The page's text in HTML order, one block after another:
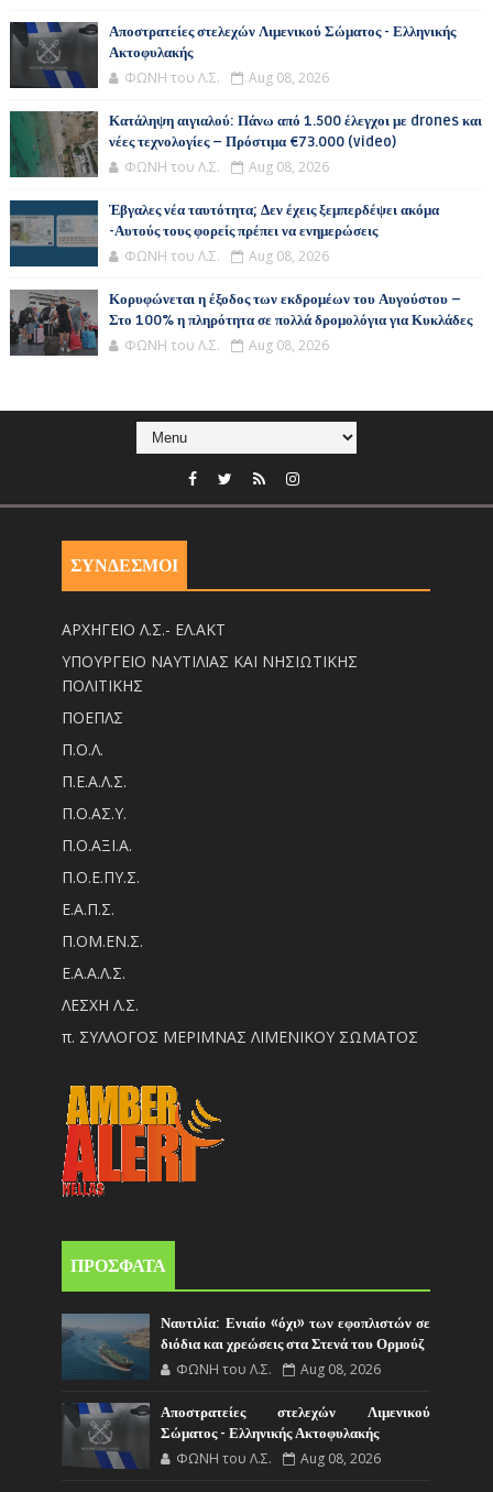
Αποστρατείες στελεχών Λιμενικού Σώματος - Ελληνικής
Ακτοφυλακής
ΦΩΝΗ του Λ.Σ. Aug 08, 2026
Κατάληψη αιγιαλού: Πάνω από 1.500 έλεγχοι με drones και
νέες τεχνολογίες – Πρόστιμα €73.000 (video)
ΦΩΝΗ του Λ.Σ. Aug 08, 2026
Έβγαλες νέα ταυτότητα; Δεν έχεις ξεμπερδέψει ακόμα
-Αυτούς τους φορείς πρέπει να ενημερώσεις
ΦΩΝΗ του Λ.Σ. Aug 08, 2026
Κορυφώνεται η έξοδος των εκδρομέων του Αυγούστου –
Στο 100% η πληρότητα σε πολλά δρομολόγια για Κυκλάδες
ΦΩΝΗ του Λ.Σ. Aug 08, 2026
ΣΥΝΔΕΣΜΟΙ
ΑΡΧΗΓΕΙΟ Λ.Σ.- ΕΛ.ΑΚΤ
ΥΠΟΥΡΓΕΙΟ ΝΑΥΤΙΛΙΑΣ ΚΑΙ ΝΗΣΙΩΤΙΚΗΣ
ΠΟΛΙΤΙΚΗΣ
ΠΟΕΠΛΣ
Π.Ο.Λ.
Π.Ε.Α.Λ.Σ.
Π.Ο.ΑΣ.Υ.
Π.Ο.ΑΞΙ.Α.
Π.Ο.Ε.ΠΥ.Σ.
Ε.Α.Π.Σ.
Π.ΟM.EN.Σ.
Ε.Α.Α.Λ.Σ.
ΛΕΣΧΗ Λ.Σ.
π. ΣΥΛΛΟΓΟΣ ΜΕΡΙΜΝΑΣ ΛΙΜΕΝΙΚΟΥ ΣΩΜΑΤΟΣ
ΠΡΟΣΦΑΤΑ
Ναυτιλία: Ενιαίο «όχι» των εφοπλιστών σε
διόδια και χρεώσεις στα Στενά του Ορμούζ
ΦΩΝΗ του Λ.Σ. Aug 08, 2026
Αποστρατείες στελεχών Λιμενικού
Σώματος - Ελληνικής Ακτοφυλακής
ΦΩΝΗ του Λ.Σ. Aug 08, 2026